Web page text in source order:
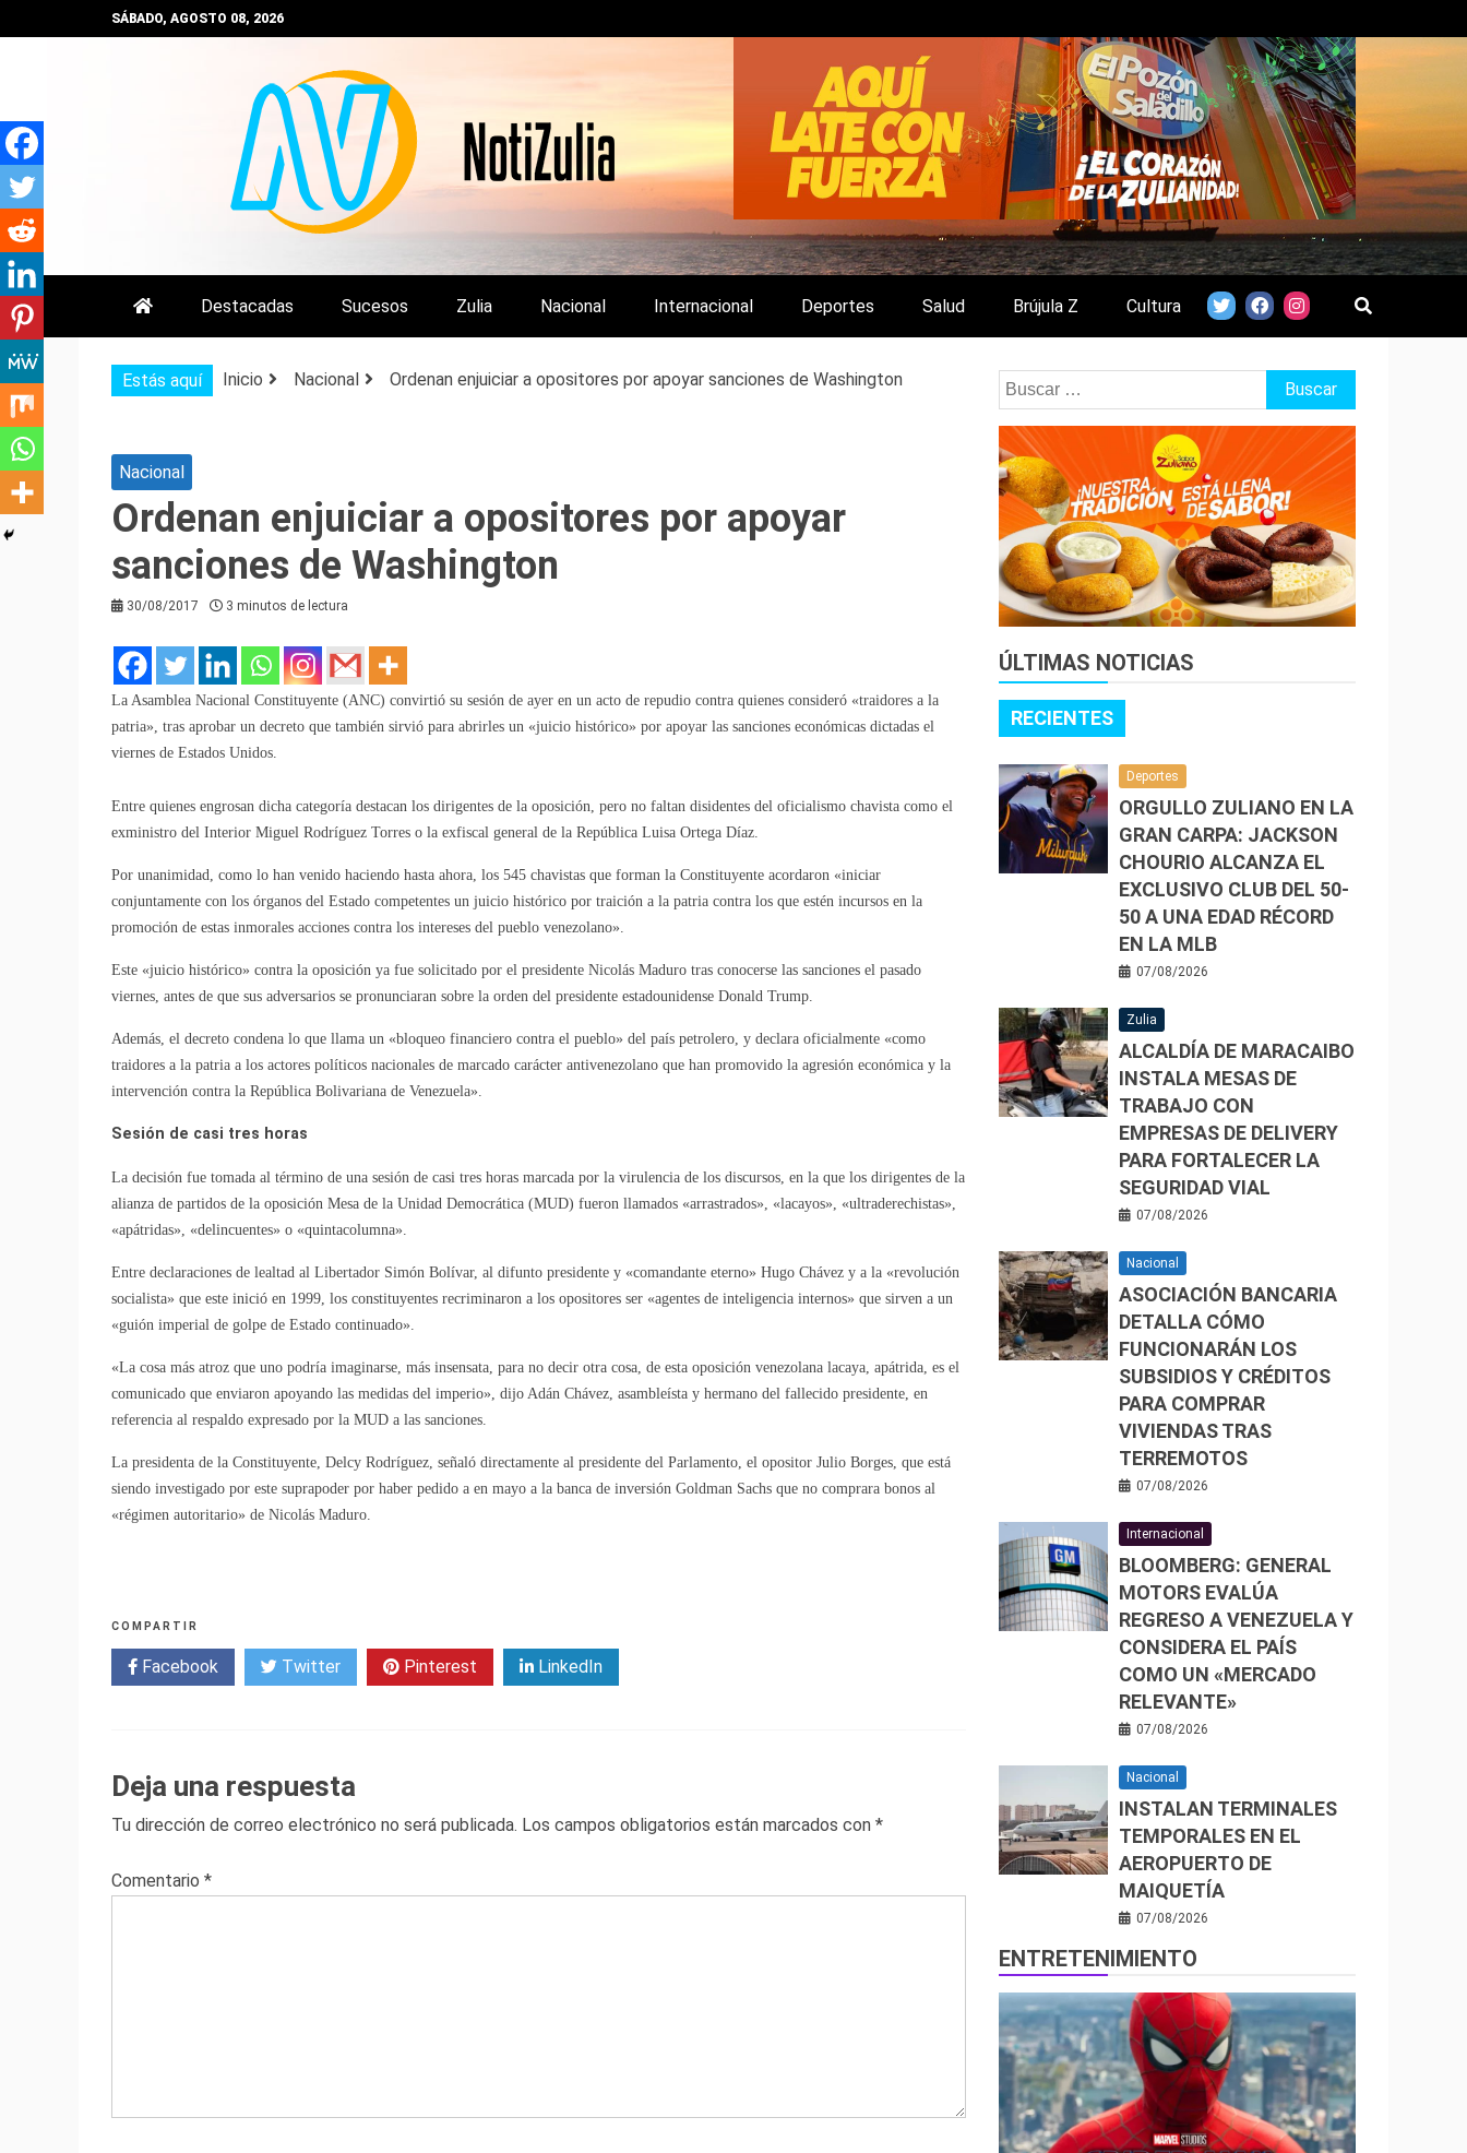
al
SÁBADO, AGOSTO 08, 2026
NOTIZULIA
NOTICIAS DEL ZULIA, VENEZUELA Y DE INTERÉS GENERAL.
Destacadas Sucesos Zulia Nacional Internacional Deportes Salud Brújula Z Cultura
Estás aquí Inicio Nacional Ordenan enjuiciar a opositores por apoyar sanciones de Washington
Nacional
Ordenan enjuiciar a opositores por apoyar
sanciones de Washington
30/08/2017 3 minutos de lectura
La Asamblea Nacional Constituyente (ANC) convirtió su sesión de ayer en un acto de repudio contra quienes consideró «traidores a la
patria», tras aprobar un decreto que también sirvió para abrirles un «juicio histórico» por apoyar las sanciones económicas dictadas el
viernes de Estados Unidos.
Entre quienes engrosan dicha categoría destacan los dirigentes de la oposición, pero no faltan disidentes del oficialismo chavista como el
exministro del Interior Miguel Rodríguez Torres o la exfiscal general de la República Luisa Ortega Díaz.
Por unanimidad, como lo han venido haciendo hasta ahora, los 545 chavistas que forman la Constituyente acordaron «iniciar
conjuntamente con los órganos del Estado competentes un juicio histórico por traición a la patria contra los que estén incursos en la
promoción de estas inmorales acciones contra los intereses del pueblo venezolano».
Este «juicio histórico» contra la oposición ya fue solicitado por el presidente Nicolás Maduro tras conocerse las sanciones el pasado
viernes, antes de que sus adversarios se pronunciaran sobre la orden del presidente estadounidense Donald Trump.
Además, el decreto condena lo que llama un «bloqueo financiero contra el pueblo» del país petrolero, y declara oficialmente «como
traidores a la patria a los actores políticos nacionales de marcado carácter antivenezolano que han promovido la agresión económica y la
intervención contra la República Bolivariana de Venezuela».
Sesión de casi tres horas
La decisión fue tomada al término de una sesión de casi tres horas marcada por la virulencia de los discursos, en la que los dirigentes de la
alianza de partidos de la oposición Mesa de la Unidad Democrática (MUD) fueron llamados «arrastrados», «lacayos», «ultraderechistas»,
«apátridas», «delincuentes» o «quintacolumna».
Entre declaraciones de lealtad al Libertador Simón Bolívar, al difunto presidente y «comandante eterno» Hugo Chávez y a la «revolución
socialista» que este inició en 1999, los constituyentes recriminaron a los opositores ser «agentes de inteligencia internos» que sirven a un
«guión imperial de golpe de Estado continuado».
«La cosa más atroz que uno podría imaginarse, más insensata, para no decir otra cosa, de esta oposición venezolana lacaya, apátrida, es el
comunicado que enviaron apoyando las medidas del imperio», dijo Adán Chávez, asambleísta y hermano del fallecido presidente, en
referencia al respaldo expresado por la MUD a las sanciones.
La presidenta de la Constituyente, Delcy Rodríguez, señaló directamente al presidente del Parlamento, el opositor Julio Borges, que está
siendo investigado por este suprapoder por haber pedido a en mayo a la banca de inversión Goldman Sachs que no comprara bonos al
«régimen autoritario» de Nicolás Maduro.
COMPARTIR
Facebook Twitter Pinterest LinkedIn
Deja una respuesta
Tu dirección de correo electrónico no será publicada. Los campos obligatorios están marcados con *
Comentario *
Buscar:
ÚLTIMAS NOTICIAS
RECIENTES
Deportes
ORGULLO ZULIANO EN LA
GRAN CARPA: JACKSON
CHOURIO ALCANZA EL
EXCLUSIVO CLUB DEL 50-
50 A UNA EDAD RÉCORD
EN LA MLB
07/08/2026
Zulia
ALCALDÍA DE MARACAIBO
INSTALA MESAS DE
TRABAJO CON
EMPRESAS DE DELIVERY
PARA FORTALECER LA
SEGURIDAD VIAL
07/08/2026
Nacional
ASOCIACIÓN BANCARIA
DETALLA CÓMO
FUNCIONARÁN LOS
SUBSIDIOS Y CRÉDITOS
PARA COMPRAR
VIVIENDAS TRAS
TERREMOTOS
07/08/2026
Internacional
BLOOMBERG: GENERAL
MOTORS EVALÚA
REGRESO A VENEZUELA Y
CONSIDERA EL PAÍS
COMO UN «MERCADO
RELEVANTE»
07/08/2026
Nacional
INSTALAN TERMINALES
TEMPORALES EN EL
AEROPUERTO DE
MAIQUETÍA
07/08/2026
ENTRETENIMIENTO